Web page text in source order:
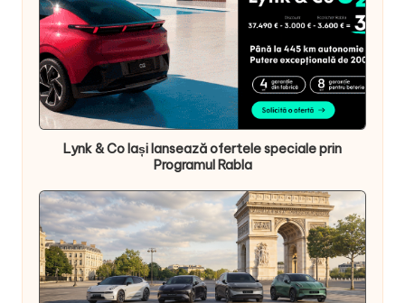
Lynk & Co Iași lansează ofertele speciale prin
Programul Rabla